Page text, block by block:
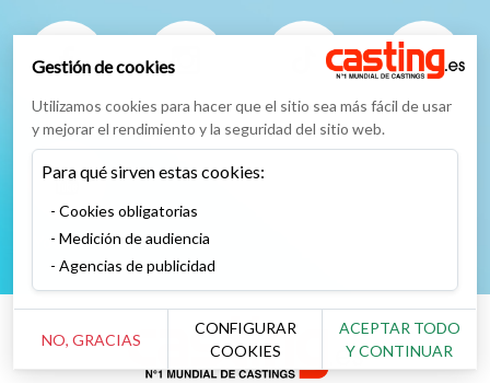
Facebook Instagram TikTok
YouTube
Gestión de cookies
Utilizamos cookies para hacer que el sitio sea más fácil de usar
y mejorar el rendimiento y la seguridad del sitio web.
Para qué sirven estas cookies:
Cookies obligatorias
Medición de audiencia
Agencias de publicidad
NO, GRACIAS
CONFIGURAR
COOKIES
ACEPTAR TODO
Y CONTINUAR